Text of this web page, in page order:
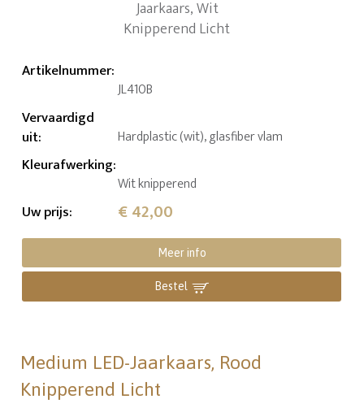
Artikelnummer:
JL410B
Vervaardigd
uit: Hardplastic (wit), glasfiber vlam
Kleurafwerking:
Wit knipperend
Uw prijs: € 42,00
Meer info
Bestel
Medium LED-Jaarkaars, Rood
Knipperend Licht